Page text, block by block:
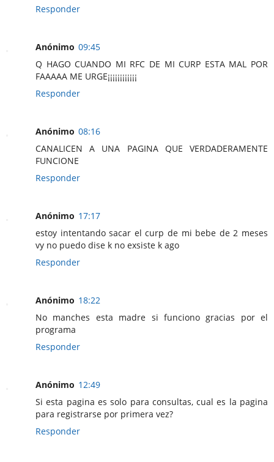
Responder
Anónimo 09:45
Q HAGO CUANDO MI RFC DE MI CURP ESTA MAL POR
FAAAAA ME URGE¡¡¡¡¡¡¡¡¡¡¡¡
Responder
Anónimo 08:16
CANALICEN A UNA PAGINA QUE VERDADERAMENTE
FUNCIONE
Responder
Anónimo 17:17
estoy intentando sacar el curp de mi bebe de 2 meses
vy no puedo dise k no exsiste k ago
Responder
Anónimo 18:22
No manches esta madre si funciono gracias por el
programa
Responder
Anónimo 12:49
Si esta pagina es solo para consultas, cual es la pagina
para registrarse por primera vez?
Responder